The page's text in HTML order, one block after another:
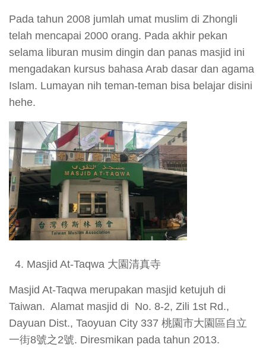
Pada tahun 2008 jumlah umat muslim di Zhongli
telah mencapai 2000 orang. Pada akhir pekan
selama liburan musim dingin dan panas masjid ini
mengadakan kursus bahasa Arab dasar dan agama
Islam. Lumayan nih teman-teman bisa belajar disini
hehe.
Masjid At-Taqwa 大園清真寺
Masjid At-Taqwa merupakan masjid ketujuh di
Taiwan. Alamat masjid di No. 8-2, Zili 1st Rd.,
Dayuan Dist., Taoyuan City 337 桃園市大園區自立
一街8號之2號. Diresmikan pada tahun 2013.